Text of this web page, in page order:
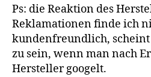
Ps: die Reaktion des
Reklamationen finde ich
kundenfreundlich,
zu sein, wenn man nach
Hersteller googelt.